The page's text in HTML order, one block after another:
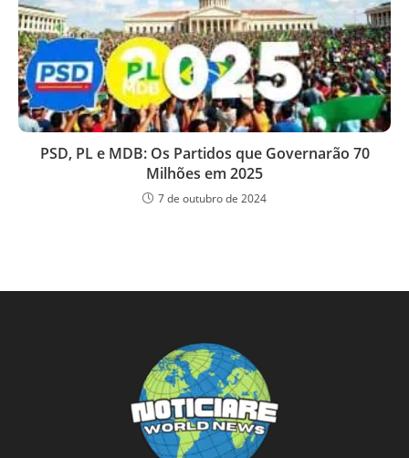
PSD, PL e MDB: Os Partidos que Governarão 70
Milhões em 2025
7 de outubro de 2024